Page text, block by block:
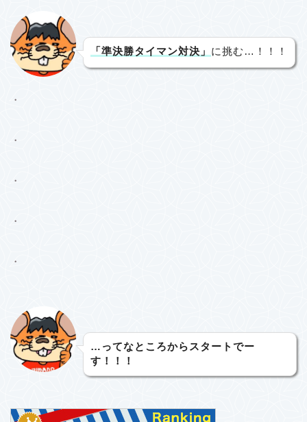
「準決勝タイマン対決」 に挑む…！！！
・
・
・
・
・
…ってなところからスタートでー
す！！！